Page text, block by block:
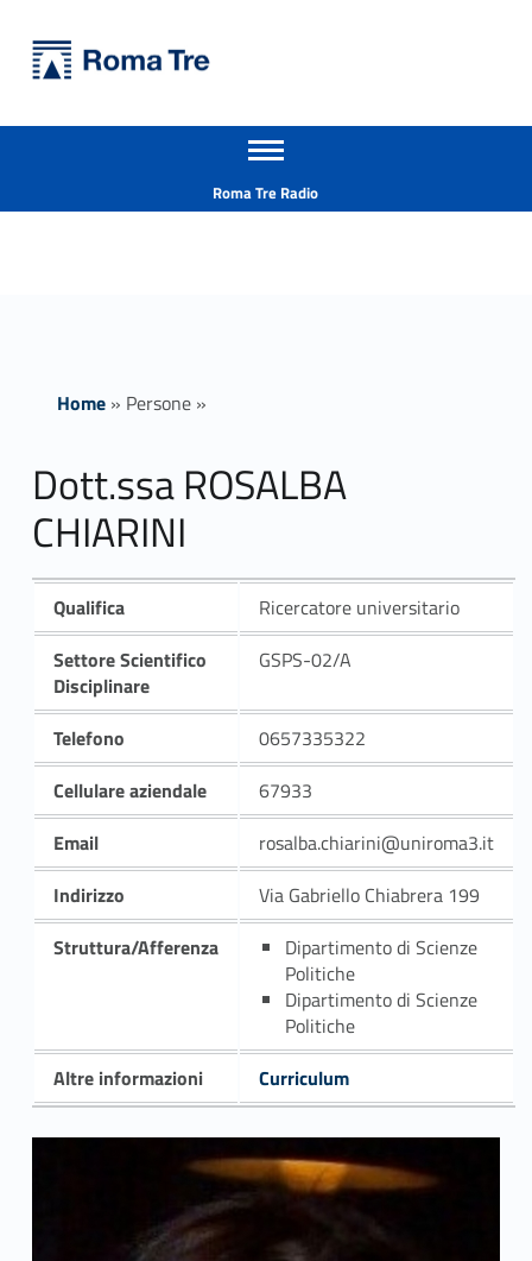
Dott.ssa ROSALBA CHIARINI ricerca - Università Roma Tre
Apri il menu secondario
Roma Tre Radio
Home» Persone»
Dott.ssa ROSALBA
CHIARINI
Qualifica
Ricercatore universitario
Settore Scientifico
Disciplinare
GSPS-02/A
Telefono
0657335322
Cellulare aziendale
67933
Email
rosalba.chiarini@uniroma3.it
Indirizzo
Via Gabriello Chiabrera 199
Struttura/Afferenza
Dipartimento di Scienze
Politiche
Dipartimento di Scienze
Politiche
Altre informazioni
Curriculum